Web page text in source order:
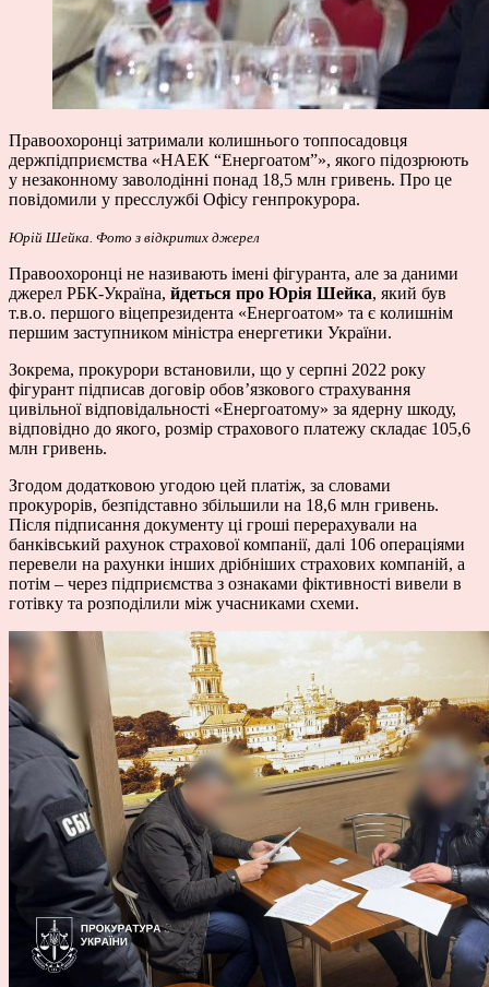
Правоохоронці затримали колишнього топпосадовця
держпідприємства «НАЕК “Енергоатом”», якого підозрюють
у незаконному заволодінні понад 18,5 млн гривень. Про це
повідомили у пресслужбі Офісу генпрокурора.
Юрій Шейка. Фото з відкритих джерел
Правоохоронці не називають імені фігуранта, але за даними
джерел РБК-Україна, йдеться про Юрія Шейка, який був
т.в.о. першого віцепрезидента «Енергоатом» та є колишнім
першим заступником міністра енергетики України.
Зокрема, прокурори встановили, що у серпні 2022 року
фігурант підписав договір обов’язкового страхування
цивільної відповідальності «Енергоатому» за ядерну шкоду,
відповідно до якого, розмір страхового платежу складає 105,6
млн гривень.
Згодом додатковою угодою цей платіж, за словами
прокурорів, безпідставно збільшили на 18,6 млн гривень.
Після підписання документу ці гроші перерахували на
банківський рахунок страхової компанії, далі 106 операціями
перевели на рахунки інших дрібніших страхових компаній, а
потім – через підприємства з ознаками фіктивності вивели в
готівку та розподілили між учасниками схеми.